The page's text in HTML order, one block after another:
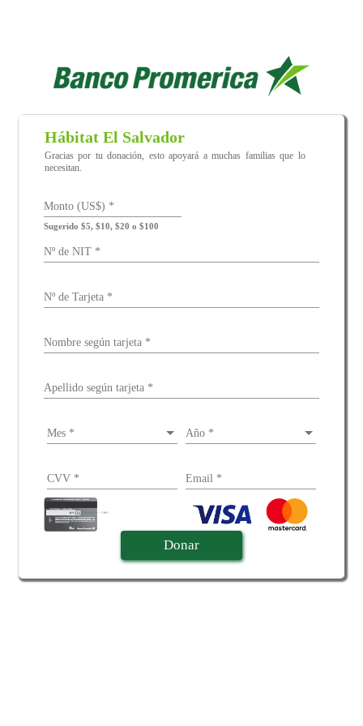
Hábitat El Salvador
Gracias por tu donación, esto apoyará a muchas familias que lo
necesitan.
Monto (US$) *
Sugerido $5, $10, $20 o $100
Nº de NIT*
Nº de Tarjeta*
Nombre según tarjeta*
Apellido según tarjeta*
Seleccione mes
Mes * Seleccione año
Año*
CVV * Email *
Donar